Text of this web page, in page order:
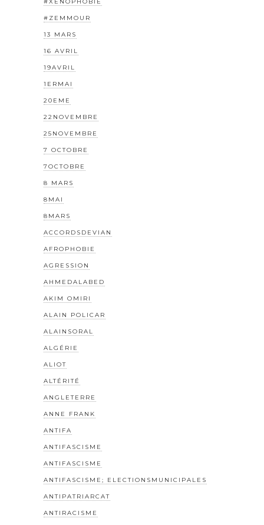
#XÉNOPHOBIE
#ZEMMOUR
13 MARS
16 AVRIL
19AVRIL
1ERMAI
20EME
22NOVEMBRE
25NOVEMBRE
7 OCTOBRE
7OCTOBRE
8 MARS
8MAI
8MARS
ACCORDSDEVIAN
AFROPHOBIE
AGRESSION
AHMEDALABED
AKIM OMIRI
ALAIN POLICAR
ALAINSORAL
ALGÉRIE
ALIOT
ALTÉRITÉ
ANGLETERRE
ANNE FRANK
ANTIFA
ANTIFASCISME
ANTIFASCISME
ANTIFASCISME; ELECTIONSMUNICIPALES
ANTIPATRIARCAT
ANTIRACISME